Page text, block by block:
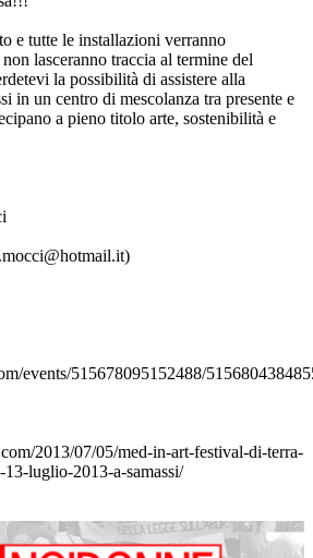
e tutte le installazioni verranno
lasceranno traccia al termine del
la possibilità di assistere alla
in un centro di mescolanza tra presente e
a pieno titolo arte, sostenibilità e
events/515678095152488/
2013/07/05/med-in-art-festival-di-terra-
luglio-2013-a-samassi/